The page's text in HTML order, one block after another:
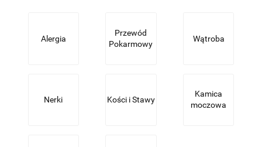
Alergia
Przewód
Pokarmowy
Wątroba
Nerki Kości i Stawy
Kamica
moczowa